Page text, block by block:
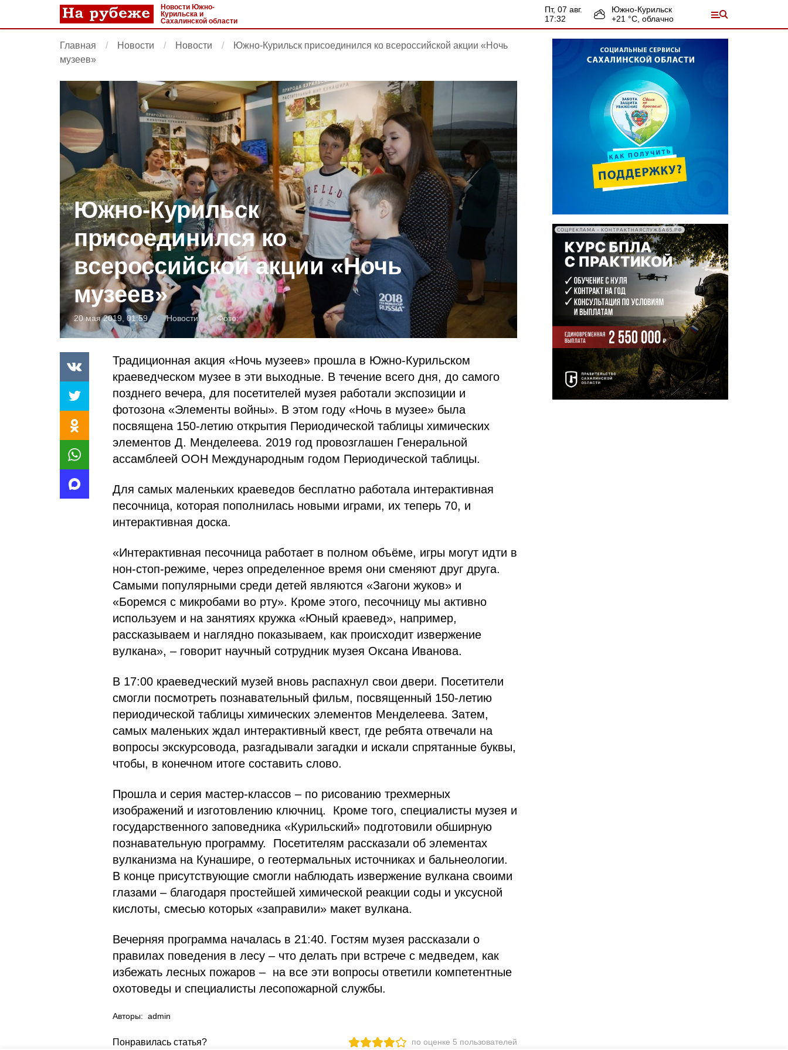
Новости Южно-
Курильска и
Сахалинской области
пт, 07 авг.
17:32
Южно-Курильск
+21 °С, облачно
Главная Новости Новости
Южно-Курильск присоединился ко всероссийской акции «Ночь
музеев»
Южно-Курильск
присоединился ко
всероссийской акции «Ночь
музеев»
20 мая 2019, 01:59 Новости Фото:
Традиционная акция «Ночь музеев» прошла в Южно-Курильском
краеведческом музее в эти выходные. В течение всего дня, до самого
позднего вечера, для посетителей музея работали экспозиции и
фотозона «Элементы войны». В этом году «Ночь в музее» была
посвящена 150-летию открытия Периодической таблицы химических
элементов Д. Менделеева. 2019 год провозглашен Генеральной
ассамблеей ООН Международным годом Периодической таблицы.
Для самых маленьких краеведов бесплатно работала интерактивная
песочница, которая пополнилась новыми играми, их теперь 70, и
интерактивная доска.
«Интерактивная песочница работает в полном объёме, игры могут идти в
нон-стоп-режиме, через определенное время они сменяют друг друга.
Самыми популярными среди детей являются «Загони жуков» и
«Боремся с микробами во рту». Кроме этого, песочницу мы активно
используем и на занятиях кружка «Юный краевед», например,
рассказываем и наглядно показываем, как происходит извержение
вулкана», – говорит научный сотрудник музея Оксана Иванова.
В 17:00 краеведческий музей вновь распахнул свои двери. Посетители
смогли посмотреть познавательный фильм, посвященный 150-летию
периодической таблицы химических элементов Менделеева. Затем,
самых маленьких ждал интерактивный квест, где ребята отвечали на
вопросы экскурсовода, разгадывали загадки и искали спрятанные буквы,
чтобы, в конечном итоге составить слово.
Прошла и серия мастер-классов – по рисованию трехмерных
изображений и изготовлению ключниц. Кроме того, специалисты музея и
государственного заповедника «Курильский» подготовили обширную
познавательную программу. Посетителям рассказали об элементах
вулканизма на Кунашире, о геотермальных источниках и бальнеологии.
В конце присутствующие смогли наблюдать извержение вулкана своими
глазами – благодаря простейшей химической реакции соды и уксусной
кислоты, смесью которых «заправили» макет вулкана.
Вечерняя программа началась в 21:40. Гостям музея рассказали о
правилах поведения в лесу – что делать при встрече с медведем, как
избежать лесных пожаров – на все эти вопросы ответили компетентные
охотоведы и специалисты лесопожарной службы.
Авторы: admin
Понравилась статья? по оценке 5 пользователей
СОЦРЕКЛАМА • КОНТРАКТНАЯСЛУЖБА65.РФ